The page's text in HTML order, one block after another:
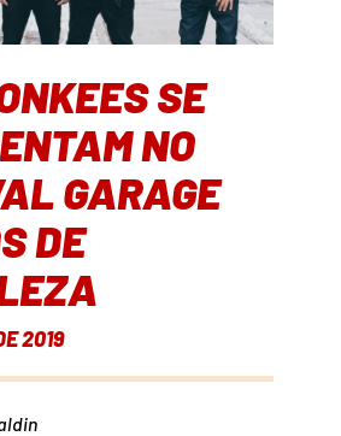
SE
NO
GARAGE
DE
2019